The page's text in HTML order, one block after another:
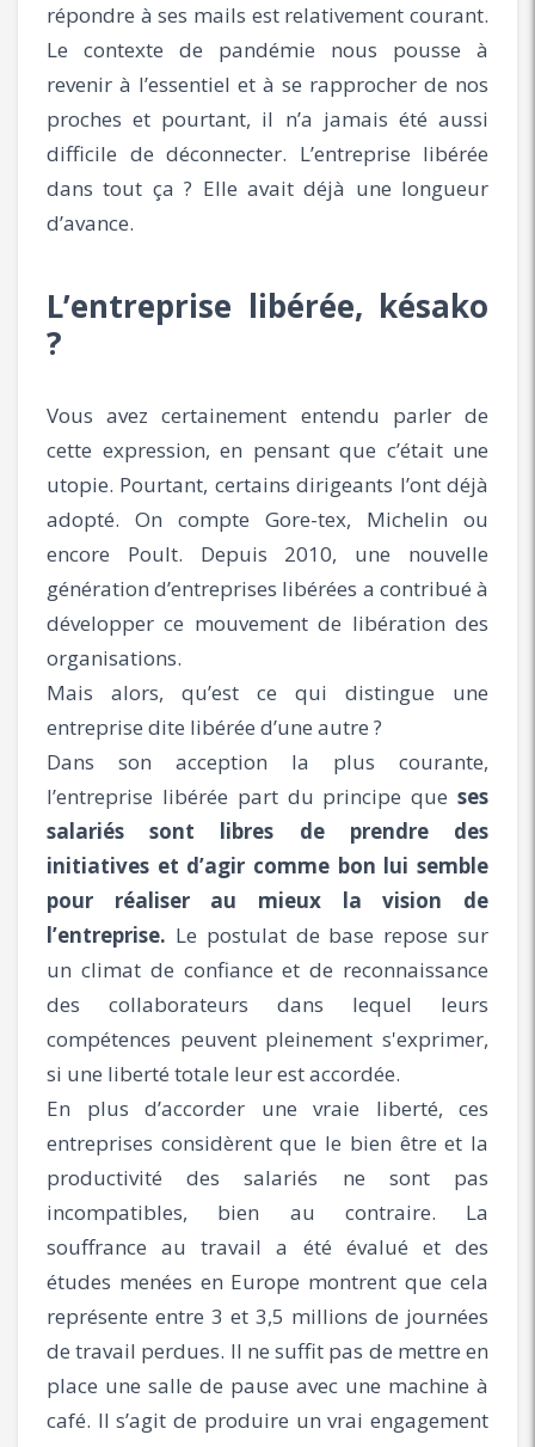
répondre à ses mails est relativement courant.
Le contexte de pandémie nous pousse à
revenir à l’essentiel et à se rapprocher de nos
proches et pourtant, il n’a jamais été aussi
difficile de déconnecter. L’entreprise libérée
dans tout ça ? Elle avait déjà une longueur
d’avance.
L’entreprise libérée, késako
?
Vous avez certainement entendu parler de
cette expression, en pensant que c’était une
utopie. Pourtant, certains dirigeants l’ont déjà
adopté. On compte Gore-tex, Michelin ou
encore Poult. Depuis 2010, une nouvelle
génération d’entreprises libérées a contribué à
développer ce mouvement de libération des
organisations.
Mais alors, qu’est ce qui distingue une
entreprise dite libérée d’une autre ?
Dans son acception la plus courante,
l’entreprise libérée part du principe que ses
salariés sont libres de prendre des
initiatives et d’agir comme bon lui semble
pour réaliser au mieux la vision de
l’entreprise. Le postulat de base repose sur
un climat de confiance et de reconnaissance
des collaborateurs dans lequel leurs
compétences peuvent pleinement s'exprimer,
si une liberté totale leur est accordée.
En plus d’accorder une vraie liberté, ces
entreprises considèrent que le bien être et la
productivité des salariés ne sont pas
incompatibles, bien au contraire. La
souffrance au travail a été évalué et des
études menées en Europe montrent que cela
représente entre 3 et 3,5 millions de journées
de travail perdues. Il ne suffit pas de mettre en
place une salle de pause avec une machine à
café. Il s’agit de produire un vrai engagement